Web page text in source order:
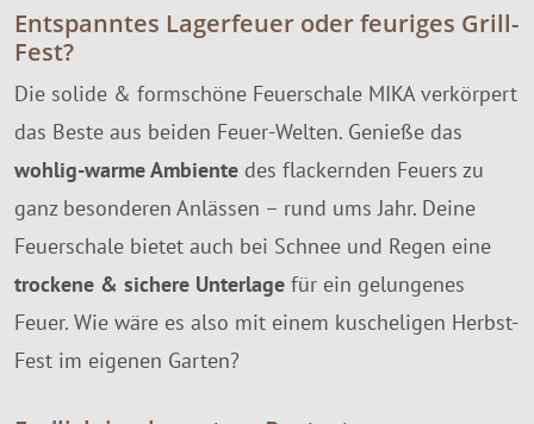
Entspanntes Lagerfeuer oder feuriges Grill-
Fest?
Die solide & formschöne Feuerschale MIKA verkörpert
das Beste aus beiden Feuer-Welten. Genieße das
wohlig-warme Ambiente des flackernden Feuers zu
ganz besonderen Anlässen – rund ums Jahr. Deine
Feuerschale bietet auch bei Schnee und Regen eine
trockene & sichere Unterlage für ein gelungenes
Feuer. Wie wäre es also mit einem kuscheligen Herbst-
Fest im eigenen Garten?